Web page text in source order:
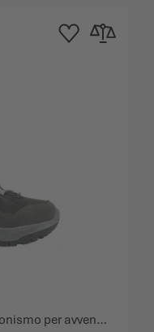
Comoda scarpa bassa da escursionismo per avventure spontanee.
Aggiungi alla Lista
Aggiungi al